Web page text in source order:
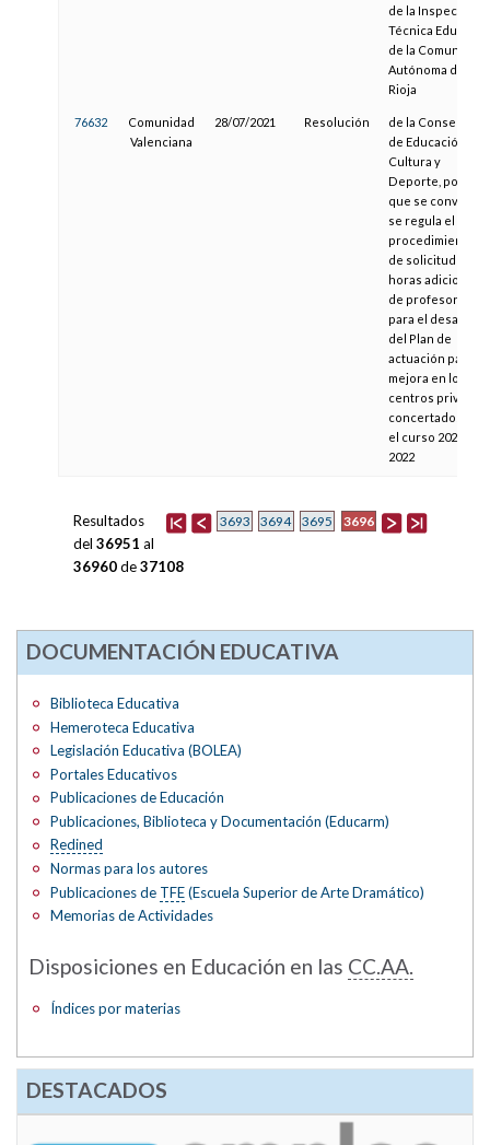
de la Inspección
Técnica Educativa
de la Comunidad
Autónoma de La
Rioja
76632
Comunidad
Valenciana
28/07/2021 Resolución
de la Consellería
de Educación,
Cultura y
Deporte, por la
que se convoca y
se regula el
procedimiento
de solicitud de
horas adicionales
de profesorado
para el desarrollo
del Plan de
actuación para la
mejora en los
centros privados
concertados para
el curso 2021-
2022
3693 3694 3695 3696
Resultados
del 36951 al
36960de37108
DOCUMENTACIÓN EDUCATIVA
Biblioteca Educativa
Hemeroteca Educativa
Legislación Educativa (BOLEA)
Portales Educativos
Publicaciones de Educación
Publicaciones, Biblioteca y Documentación (Educarm)
Redined
Normas para los autores
Publicaciones de TFE(Escuela Superior de Arte Dramático)
Memorias de Actividades
Disposiciones en Educación en las CC.AA.
Índices por materias
DESTACADOS